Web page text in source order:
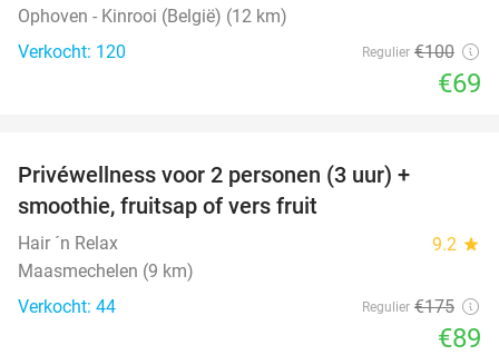
Ophoven - Kinrooi (België) (12 km)
Verkocht: 120
Regulier €100
€69
Privéwellness voor 2 personen (3 uur) +
smoothie, fruitsap of vers fruit
Hair ´n Relax 9.2 star
Maasmechelen (9 km)
Verkocht: 44
Regulier €175
€89